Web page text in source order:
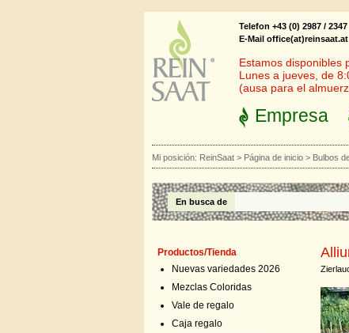
Telefon +43 (0) 2987 / 2347
E-Mail office(at)reinsaat.at
Estamos disponibles
Lunes a jueves, de
(ausa para el
Empresa
Mi posición: ReinSaat > Página de inicio > Bulbos
En busca de
Productos/Tienda
Nuevas variedades 2026
Mezclas Coloridas
Vale de regalo
Caja regalo